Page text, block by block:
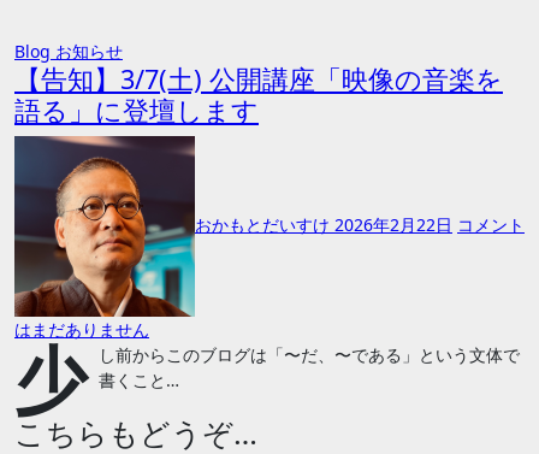
Blog お知らせ
【告知】3/7(土) 公開講座「映像の音楽を
語る」に登壇します
おかもとだいすけ 2026年2月22日 コメント
はまだありません
少
し前からこのブログは「〜だ、〜である」という文体で
書くこと…
こちらもどうぞ…